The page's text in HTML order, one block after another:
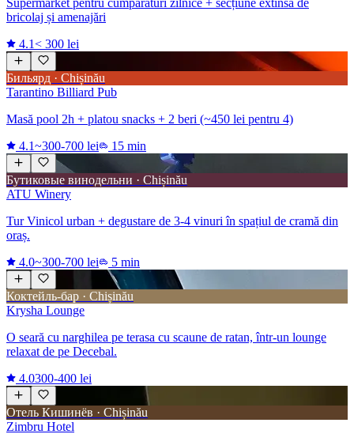
bricolaj și amenajări
4.1< 300 lei
Бильярд · Chișinău
Tarantino Billiard Pub
Masă pool 2h + platou snacks + 2 beri (~450 lei pentru 4)
4.1~300-700 lei 15 min
Бутиковые винодельни · Chișinău
ATU Winery
Tur Vinicol urban + degustare de 3-4 vinuri în spațiul de cramă din
oraș.
4.0~300-700 lei 5 min
Коктейль-бар · Chișinău
Krysha Lounge
O seară cu narghilea pe terasa cu scaune de ratan, într-un lounge
relaxat de pe Decebal.
4.0300-400 lei
Отель Кишинёв · Chișinău
Zimbru Hotel